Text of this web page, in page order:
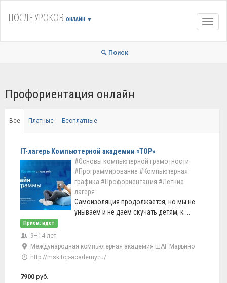
ПОСЛЕ УРОКОВ ОНЛАЙН ▼
Поиск
Профориентация онлайн
Все Платные Бесплатные
IT-лагерь Компьютерной академии «ТОР»
#Основы компьютерной грамотности
#Программирование #Компьютерная
графика #Профориентация #Летние
лагеря
Самоизоляция продолжается, но мы не
унываем и не даем скучать детям, к ...
Прием: идет
9–14 лет
Международная компьютерная академия ШАГ Марьино
http://msk.top-academy.ru/
7900 руб.